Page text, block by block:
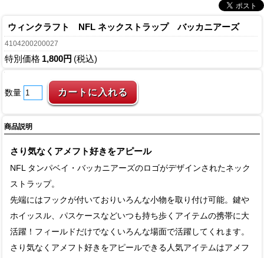
ウィンクラフト NFL ネックストラップ バッカニアーズ
4104200200027
特別価格 1,800円 (税込)
数量
商品説明
さり気なくアメフト好きをアピール
NFL タンパベイ・バッカニアーズのロゴがデザインされたネック
ストラップ。
先端にはフックが付いておりいろんな小物を取り付け可能。鍵や
ホイッスル、パスケースなどいつも持ち歩くアイテムの携帯に大
活躍！フィールドだけでなくいろんな場面で活躍してくれます。
さり気なくアメフト好きをアピールできる人気アイテムはアメフ